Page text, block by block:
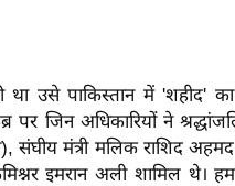
उसे पाकिस्तान में 'शहीद' का
पर जिन अधिकारियों ने
संघीय मंत्री मलिक राशिद
इमरान अली शामिल थे।